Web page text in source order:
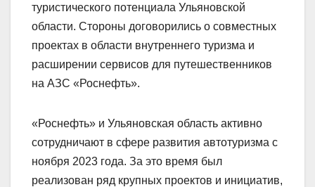
туристического потенциала Ульяновской
области. Стороны договорились о совместных
проектах в области внутреннего туризма и
расширении сервисов для путешественников
на АЗС «Роснефть».
«Роснефть» и Ульяновская область активно
сотрудничают в сфере развития автотуризма с
ноября 2023 года. За это время был
реализован ряд крупных проектов и инициатив,